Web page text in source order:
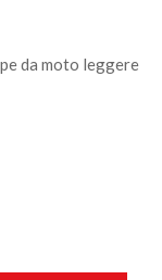
da moto leggere